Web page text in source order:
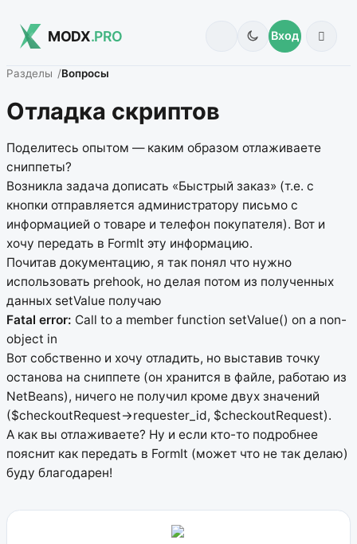
MODX.PRO Вход
Разделы Вопросы
Отладка скриптов
Поделитесь опытом — каким образом отлаживаете
сниппеты?
Возникла задача дописать «Быстрый заказ» (т.е. с
кнопки отправляется администратору письмо с
информацией о товаре и телефон покупателя). Вот и
хочу передать в FormIt эту информацию.
Почитав документацию, я так понял что нужно
использовать prehook, но делая потом из полученных
данных setValue получаю
Fatal error: Call to a member function setValue() on a non-
object in
Вот собственно и хочу отладить, но выставив точку
останова на сниппете (он хранится в файле, работаю из
NetBeans), ничего не получил кроме двух значений
($checkoutRequest->requester_id, $checkoutRequest).
А как вы отлаживаете? Ну и если кто-то подробнее
пояснит как передать в FormIt (может что не так делаю)
буду благодарен!